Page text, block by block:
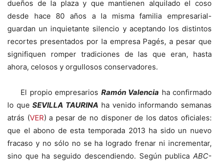
dueños de la plaza y que mantienen alquilado el coso
desde hace 80 años a la misma familia empresarial-
guardan un inquietante silencio y aceptando los distintos
recortes presentados por la empresa Pagés, a pesar que
signifiquen romper tradiciones de las que eran, hasta
ahora, celosos y orgullosos conservadores.
El propio empresarios Ramón Valencia ha confirmado
lo queSEVILLA TAURINA ha venido informando semanas
atrás (VER) a pesar de no disponer de los datos oficiales:
que el abono de esta temporada 2013 ha sido un nuevo
fracaso y no sólo no se ha logrado frenar ni incrementar,
sino que ha seguido descendiendo. Según publica ABC-